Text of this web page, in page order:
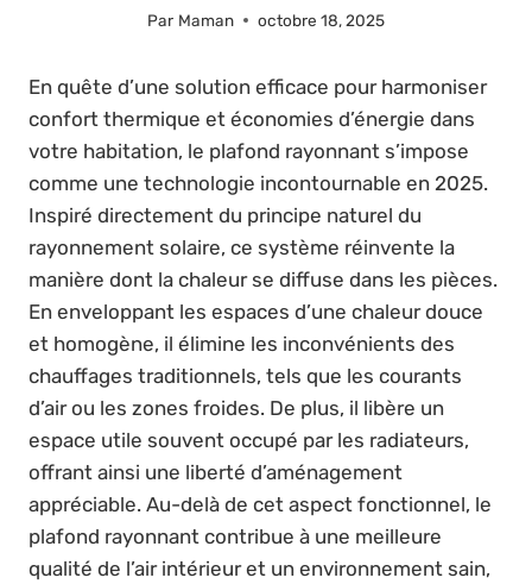
Par Maman octobre 18, 2025
En quête d’une solution efficace pour harmoniser
confort thermique et économies d’énergie dans
votre habitation, le plafond rayonnant s’impose
comme une technologie incontournable en 2025.
Inspiré directement du principe naturel du
rayonnement solaire, ce système réinvente la
manière dont la chaleur se diffuse dans les pièces.
En enveloppant les espaces d’une chaleur douce
et homogène, il élimine les inconvénients des
chauffages traditionnels, tels que les courants
d’air ou les zones froides. De plus, il libère un
espace utile souvent occupé par les radiateurs,
offrant ainsi une liberté d’aménagement
appréciable. Au-delà de cet aspect fonctionnel, le
plafond rayonnant contribue à une meilleure
qualité de l’air intérieur et un environnement sain,